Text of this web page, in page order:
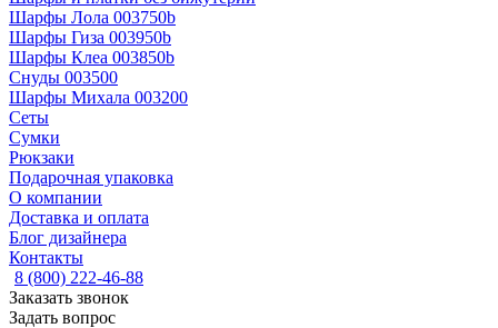
Шарфы Лола 003750b
Шарфы Гиза 003950b
Шарфы Клеа 003850b
Снуды 003500
Шарфы Михала 003200
Сеты
Сумки
Рюкзаки
Подарочная упаковка
О компании
Доставка и оплата
Блог дизайнера
Контакты
8 (800) 222-46-88
Заказать звонок
Задать вопрос